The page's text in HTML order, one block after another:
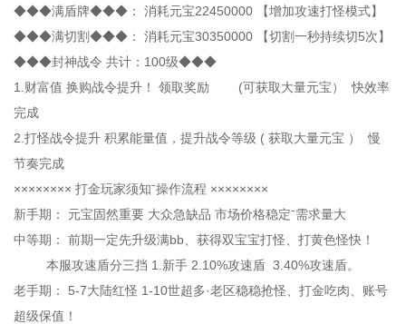
◆◆◆满盾牌◆◆◆： 消耗元宝22450000 【增加攻速打怪模式】
◆◆◆满切割◆◆◆： 消耗元宝30350000 【切割一秒持续切5次】
◆◆◆封神战令 共计：100级◆◆◆
1.财富值 换购战令提升！ 领取奖励 (可获取大量元宝） 快效率
完成
2.打怪战令提升 积累能量值，提升战令等级 ( 获取大量元宝 ） 慢
节奏完成
×××××××× 打金玩家须知ˉ操作流程 ××××××××
新手期： 元宝固然重要 大众急缺品 市场价格稳定ˉ需求量大
中等期： 前期一定先升级满bb、获得双宝宝打怪、打黄色怪快！
本服攻速盾分三挡 1.新手 2.10%攻速盾 3.40%攻速盾。
老手期： 5-7大陆红怪 1-10世超多·老区稳稳抢怪、打金吃肉、账号
超级保值！